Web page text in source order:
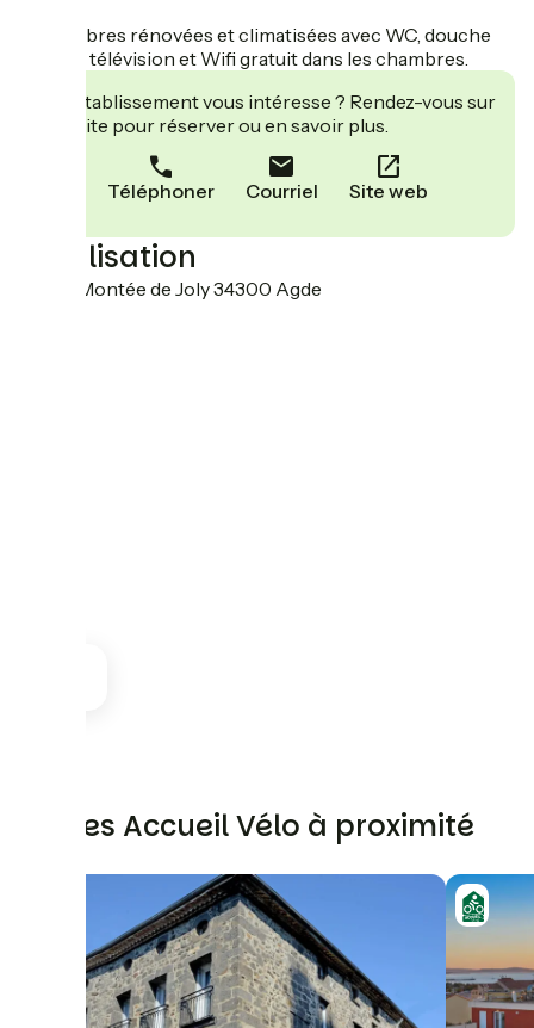
11 chambres rénovées et climatisées avec WC, douche
ou bain, télévision et Wifi gratuit dans les chambres.
Cet établissement vous intéresse ? Rendez-vous sur
leur site pour réserver ou en savoir plus.
Téléphoner Courriel Site web
Localisation
32 rue Montée de Joly 34300 Agde
Autres Accueil Vélo à proximité